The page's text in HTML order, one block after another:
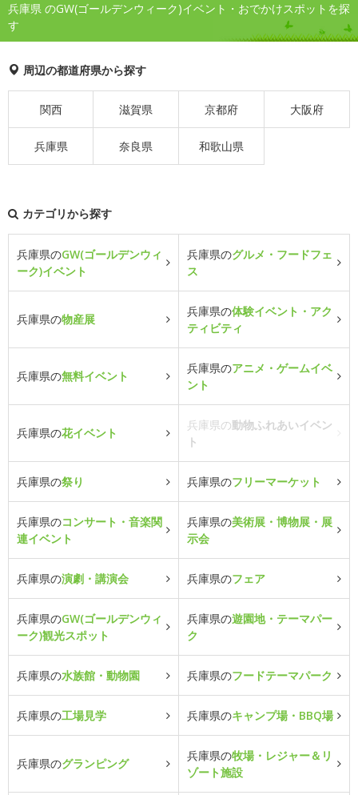
兵庫県 のGW(ゴールデンウィーク)イベント・おでかけスポットを探
す
周辺の都道府県から探す
関西 滋賀県 京都府 大阪府
兵庫県 奈良県 和歌山県
カテゴリから探す
兵庫県のGW(ゴールデンウィ
ーク)イベント
兵庫県のグルメ・フードフェ
ス
兵庫県の物産展
兵庫県の体験イベント・アク
ティビティ
兵庫県の無料イベント
兵庫県のアニメ・ゲームイベ
ント
兵庫県の花イベント
兵庫県の動物ふれあいイベン
ト
兵庫県の祭り 兵庫県のフリーマーケット
兵庫県のコンサート・音楽関
連イベント
兵庫県の美術展・博物展・展
示会
兵庫県の演劇・講演会 兵庫県のフェア
兵庫県のGW(ゴールデンウィ
ーク)観光スポット
兵庫県の遊園地・テーマパー
ク
兵庫県の水族館・動物園 兵庫県のフードテーマパーク
兵庫県の工場見学 兵庫県のキャンプ場・BBQ場
兵庫県のグランピング
兵庫県の牧場・レジャー＆リ
ゾート施設